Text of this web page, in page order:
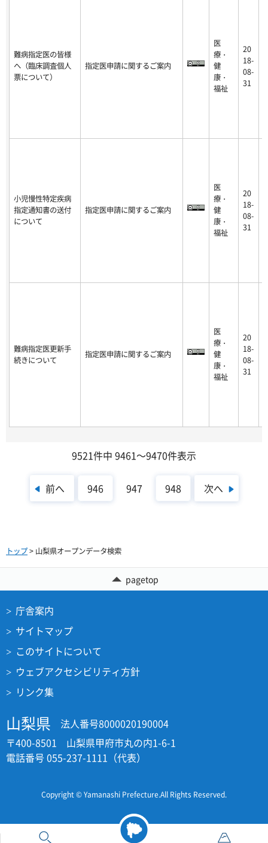
難病指定医の皆様
へ（臨床調査個人
票について）
指定医申請に関するご案内
医
療・
健
康・
福祉
20
18-
08-
31
小児慢性特定疾病
指定通知書の送付
について
指定医申請に関するご案内
医
療・
健
康・
福祉
20
18-
08-
31
難病指定医更新手
続きについて
指定医申請に関するご案内
医
療・
健
康・
福祉
20
18-
08-
31
9521件中 9461～9470件表示
前へ 946 947 948 次へ
トップ> 山梨県オープンデータ検索
pagetop
庁舎案内
サイトマップ
このサイトについて
ウェブアクセシビリティ方針
リンク集
山梨県
法人番号8000020190004
〒400-8501 山梨県甲府市丸の内1-6-1
電話番号 055-237-1111（代表）
Copyright © Yamanashi Prefecture.All Rights Reserved.